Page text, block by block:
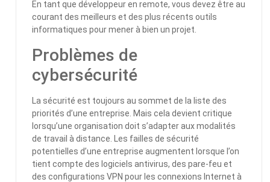
En tant que développeur en remote, vous devez être au
courant des meilleurs et des plus récents outils
informatiques pour mener à bien un projet.
Problèmes de
cybersécurité
La sécurité est toujours au sommet de la liste des
priorités d’une entreprise. Mais cela devient critique
lorsqu’une organisation doit s’adapter aux modalités
de travail à distance. Les failles de sécurité
potentielles d’une entreprise augmentent lorsque l’on
tient compte des logiciels antivirus, des pare-feu et
des configurations VPN pour les connexions Internet à